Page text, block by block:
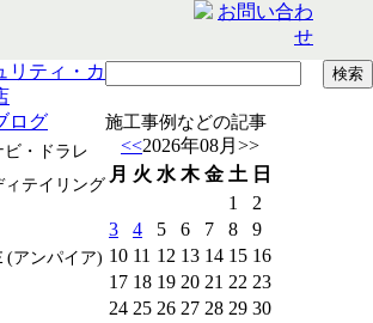
リティ・カ
ログ
・ドラレ
ィテイリング
(アンパイア)
施工事例などの記事
<<2026年08月 >>
月 火 水 木 金 土 日
1
2
3
4 5 6 7 8
9
10 11 12 13 14 15 16
17 18 19 20 21 22 23
24 25 26 27 28 29 30